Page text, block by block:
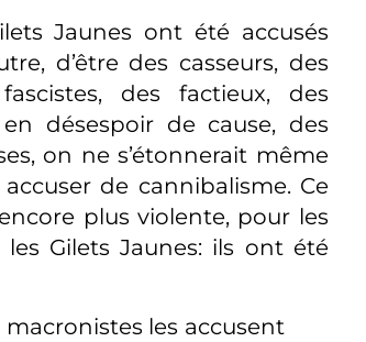
Jaunes ont été accusés
d’être des casseurs, des
des factieux, des
désespoir de cause, des
on ne s’étonnerait même
de cannibalisme. Ce
plus violente, pour les
Gilets Jaunes: ils ont été
macronistes les accusent